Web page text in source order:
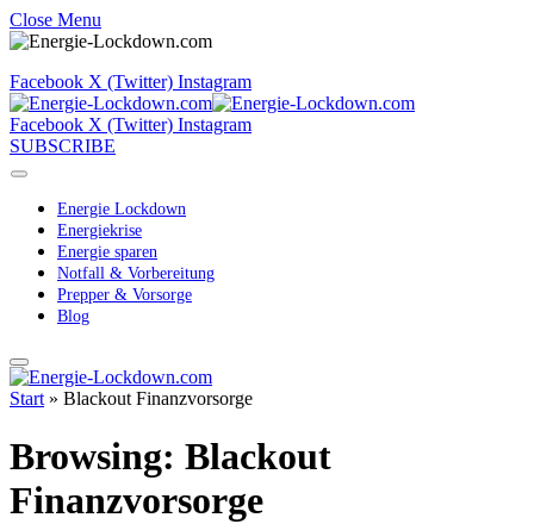
Close Menu
Facebook X (Twitter) Instagram
Facebook X (Twitter) Instagram
SUBSCRIBE
Energie Lockdown
Energiekrise
Energie sparen
Notfall & Vorbereitung
Prepper & Vorsorge
Blog
Start » Blackout Finanzvorsorge
Browsing: Blackout
Finanzvorsorge